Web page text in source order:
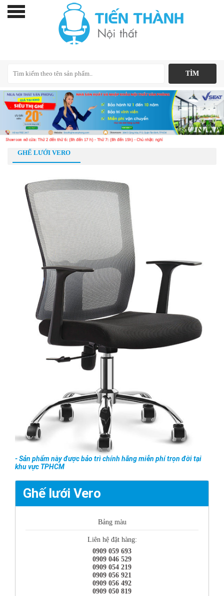
GHẾ LƯỚI VERO
- Sản phẩm này được bảo trì chính hãng miễn phí trọn đời tại
khu vực TPHCM
Ghế lưới Vero
Bảng màu
Liên hệ đặt hàng:
0909 059 693
0909 046 529
0909 054 219
0909 056 921
0909 056 492
0909 050 819